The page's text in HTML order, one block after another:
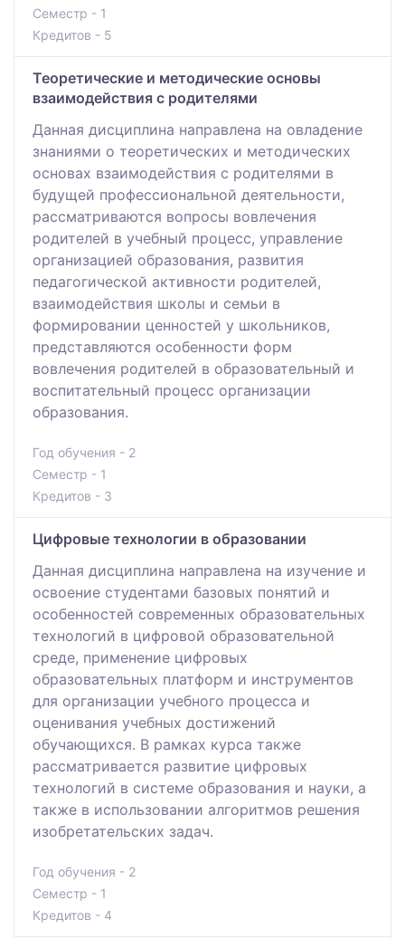
Семестр - 1
Кредитов - 5
Теоретические и методические основы
взаимодействия с родителями
Данная дисциплина направлена на овладение
знаниями о теоретических и методических
основах взаимодействия с родителями в
будущей профессиональной деятельности,
рассматриваются вопросы вовлечения
родителей в учебный процесс, управление
организацией образования, развития
педагогической активности родителей,
взаимодействия школы и семьи в
формировании ценностей у школьников,
представляются особенности форм
вовлечения родителей в образовательный и
воспитательный процесс организации
образования.
Год обучения - 2
Семестр - 1
Кредитов - 3
Цифровые технологии в образовании
Данная дисциплина направлена на изучение и
освоение студентами базовых понятий и
особенностей современных образовательных
технологий в цифровой образовательной
среде, применение цифровых
образовательных платформ и инструментов
для организации учебного процесса и
оценивания учебных достижений
обучающихся. В рамках курса также
рассматривается развитие цифровых
технологий в системе образования и науки, а
также в использовании алгоритмов решения
изобретательских задач.
Год обучения - 2
Семестр - 1
Кредитов - 4